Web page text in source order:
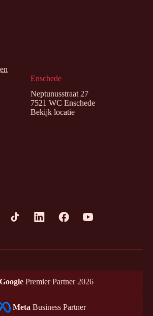
Enschede
Neptunusstraat 27
7521 WC Enschede
Bekijk locatie
Premier Partner 2026
Meta Business Partner